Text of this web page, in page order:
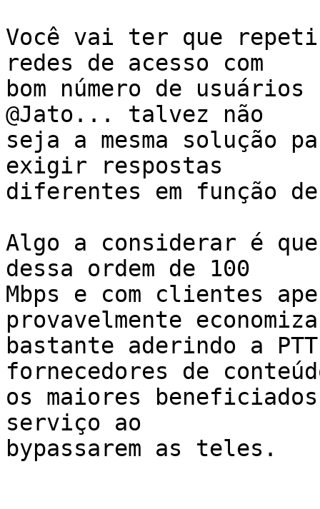
Você vai ter que
redes de acesso com
bom número de
@Jato... talvez não
seja a mesma solução
exigir respostas
diferentes em função
Algo a considerar é
dessa ordem de 100
Mbps e com clientes
provavelmente
bastante aderindo a
fornecedores de
os maiores
serviço ao
bypassarem as teles.